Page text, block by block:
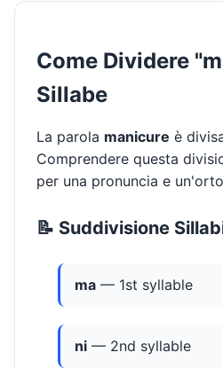
Come Dividere
Sillabe
La parola manicure è
Comprendere questa
per una pronuncia e
📝 Suddivisione
ma — 1st syllable
ni — 2nd syllable